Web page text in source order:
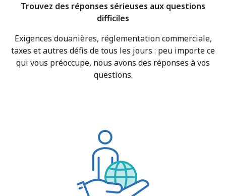
Trouvez des réponses sérieuses aux questions
difficiles
Exigences douanières, réglementation commerciale,
taxes et autres défis de tous les jours : peu importe ce
qui vous préoccupe, nous avons des réponses à vos
questions.